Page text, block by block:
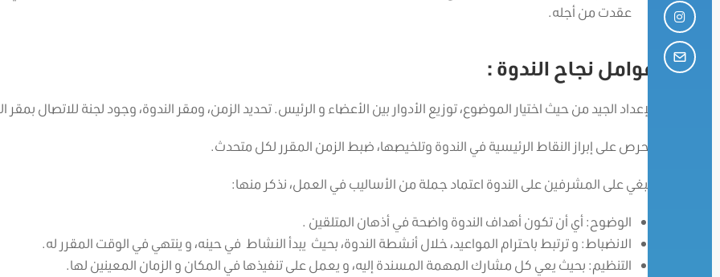
عقدت من أجله.
عوامل نجاح الندوة :
الإعداد الجيد من حيث اختيار الموضوع، توزيع الأدوار بين الأعضاء و الرئيس. تحديد الزمن، ومقر الندوة، وجود لجنة للاتصال بمقر
الحرص على إبراز النقاط الرئيسية في الندوة وتلخيصها، ضبط الزمن المقرر لكل متحدث.
ينبغي على المشرفين على الندوة اعتماد جملة من الأساليب في العمل، نذكر منها:
الوضوح: أي أن تكون أهداف الندوة واضحة في أذهان المتلقين .
الانضباط: و ترتبط باحترام المواعيد، خلال أنشطة الندوة، بحيث يبدأ النشاط في حينه، و ينتهي في الوقت المقرر له.
التنظيم: بحيث يعي كل مشارك المهمة المسندة إليه، و يعمل على تنفيذها في المكان و الزمان المعينين لها.